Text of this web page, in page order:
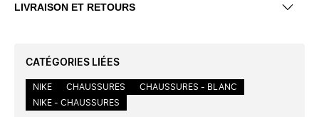
LIVRAISON ET RETOURS
CATÉGORIES LIÉES
NIKE CHAUSSURES
CHAUSSURES - BLANC
NIKE - CHAUSSURES